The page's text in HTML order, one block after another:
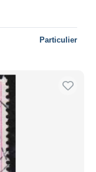
Particulier